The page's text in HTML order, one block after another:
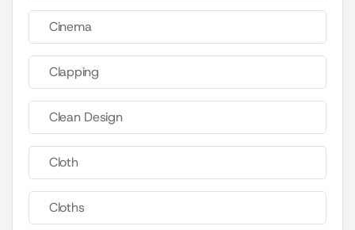
Cinema
Clapping
Clean Design
Cloth
Cloths